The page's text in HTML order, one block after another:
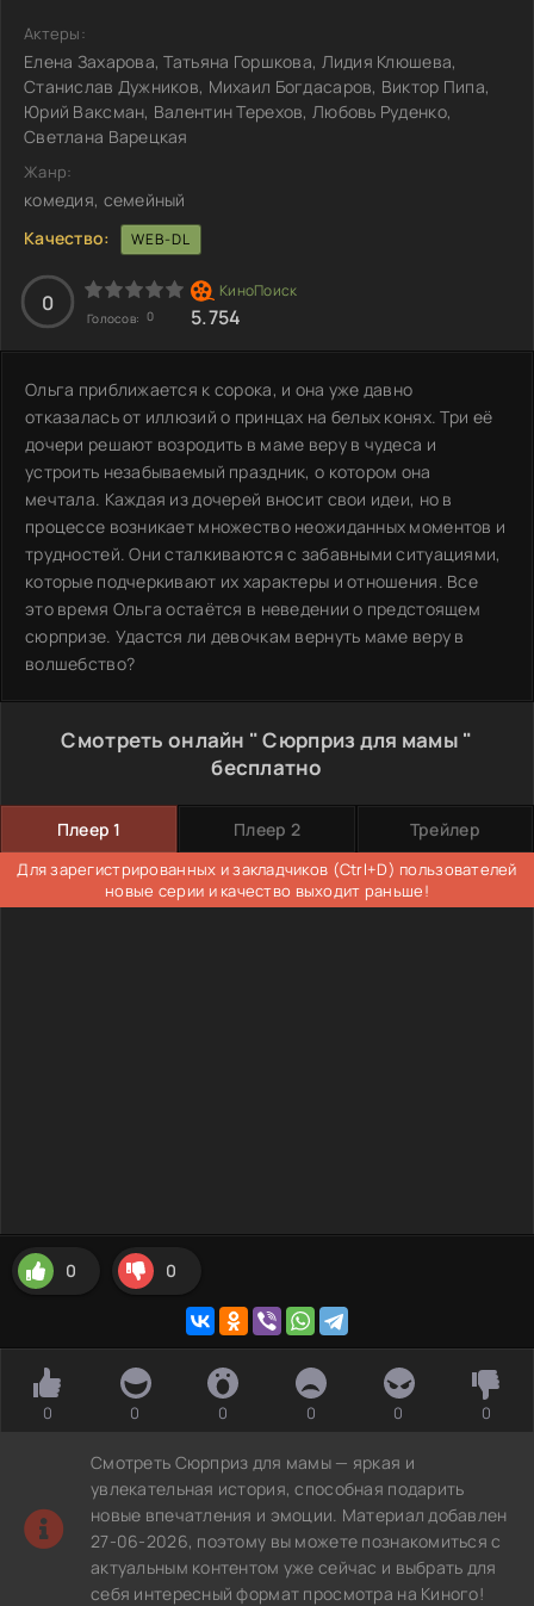
Актеры:
Елена Захарова, Татьяна Горшкова, Лидия Клюшева,
Станислав Дужников, Михаил Богдасаров, Виктор Пипа,
Юрий Ваксман, Валентин Терехов, Любовь Руденко,
Светлана Варецкая
Жанр:
комедия, семейный
Качество:
WEB-DL
0
Голосов: 0 5.754
Ольга приближается к сорока, и она уже давно
отказалась от иллюзий о принцах на белых конях. Три её
дочери решают возродить в маме веру в чудеса и
устроить незабываемый праздник, о котором она
мечтала. Каждая из дочерей вносит свои идеи, но в
процессе возникает множество неожиданных моментов и
трудностей. Они сталкиваются с забавными ситуациями,
которые подчеркивают их характеры и отношения. Все
это время Ольга остаётся в неведении о предстоящем
сюрпризе. Удастся ли девочкам вернуть маме веру в
волшебство?
Смотреть онлайн " Сюрприз для мамы "
бесплатно
Плеер 1 Плеер 2 Трейлер
Для зарегистрированных и закладчиков (Ctrl+D) пользователей
новые серии и качество выходит раньше!
0 0
0 0 0 0 0 0
Смотреть Сюрприз для мамы — яркая и
увлекательная история, способная подарить
новые впечатления и эмоции. Материал добавлен
27-06-2026, поэтому вы можете познакомиться с
актуальным контентом уже сейчас и выбрать для
себя интересный формат просмотра на Киного!